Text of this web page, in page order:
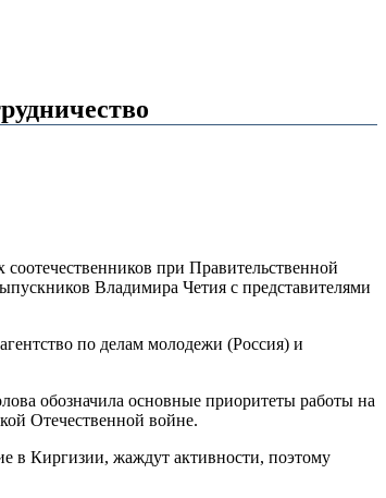
при Правительственной
Владимира Четия с представителями
по делам молодежи (Россия) и
обозначила основные приоритеты работы на
Отечественной войне.
в Киргизии, жаждут активности, поэтому